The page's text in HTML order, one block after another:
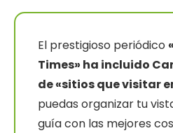
El prestigioso periódico
Times» ha incluido
de «sitios que visitar
puedas organizar tu
guía con las mejores